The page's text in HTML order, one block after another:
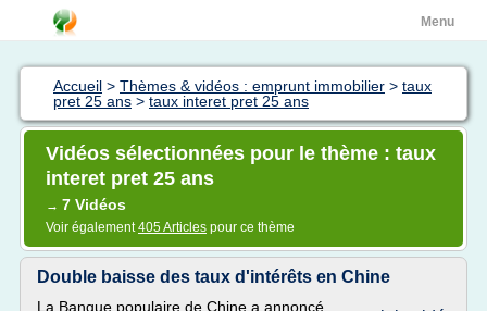
Menu
Accueil > Thèmes & vidéos : emprunt immobilier > taux
pret 25 ans > taux interet pret 25 ans
Vidéos sélectionnées pour le thème : taux
interet pret 25 ans
→ 7 Vidéos
Voir également405 Articles pour ce thème
Double baisse des taux d'intérêts en Chine
La Banque populaire de Chine a annoncé